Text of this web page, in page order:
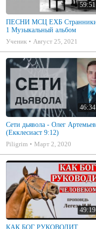
59:51
ПЕСНИ МСЦ ЕХБ Странники -
1 Музыкальный альбом
Ученик
Август 25, 2021
46:34
Сети дьявола - Олег Артемьев
(Екклесиаст 9:12)
Piligrim
Март 2, 2020
49:19
КАК БОГ РУКОВОДИТ